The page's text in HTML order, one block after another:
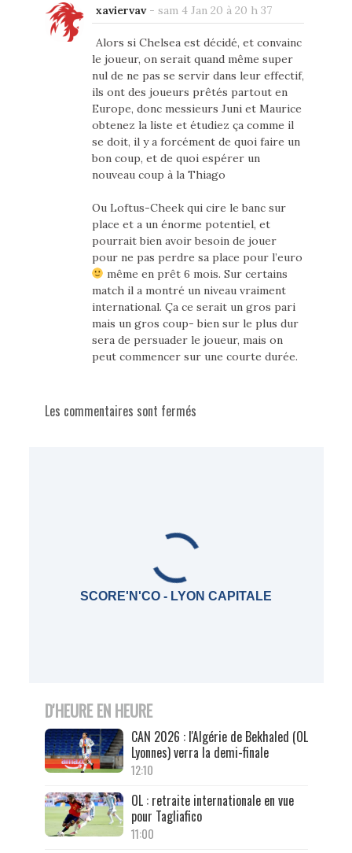
xaviervav- sam 4 Jan 20 à 20 h 37
Alors si Chelsea est décidé, et convainc
le joueur, on serait quand même super
nul de ne pas se servir dans leur effectif,
ils ont des joueurs prêtés partout en
Europe, donc messieurs Juni et Maurice
obtenez la liste et étudiez ça comme il
se doit, il y a forcément de quoi faire un
bon coup, et de quoi espérer un
nouveau coup à la Thiago
Ou Loftus-Cheek qui cire le banc sur
place et a un énorme potentiel, et
pourrait bien avoir besoin de jouer
pour ne pas perdre sa place pour l’euro
même en prêt 6 mois. Sur certains
match il a montré un niveau vraiment
international. Ça ce serait un gros pari
mais un gros coup- bien sur le plus dur
sera de persuader le joueur, mais on
peut commencer sur une courte durée.
Les commentaires sont fermés
SCORE'N'CO - LYON CAPITALE
D'HEURE EN HEURE
CAN 2026 : l'Algérie de Bekhaled (OL
Lyonnes) verra la demi-finale
12:10
OL : retraite internationale en vue
pour Tagliafico
11:00